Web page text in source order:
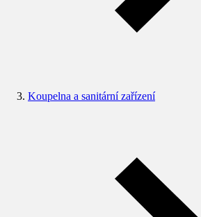
Koupelna a sanitární zařízení